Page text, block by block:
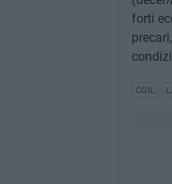
forti
CGIL